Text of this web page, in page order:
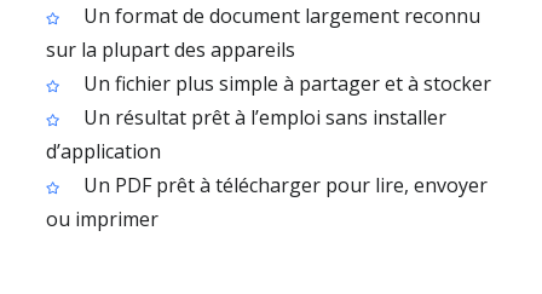
Un format de document largement reconnu
sur la plupart des appareils
Un fichier plus simple à partager et à stocker
Un résultat prêt à l’emploi sans installer
d’application
Un PDF prêt à télécharger pour lire, envoyer
ou imprimer